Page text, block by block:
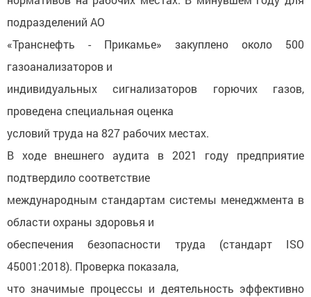
подразделений АО
«Транснефть - Прикамье» закуплено около 500
газоанализаторов и
индивидуальных сигнализаторов горючих газов,
проведена специальная оценка
условий труда на 827 рабочих местах.
В ходе внешнего аудита в 2021 году предприятие
подтвердило соответствие
международным стандартам системы менеджмента в
области охраны здоровья и
обеспечения безопасности труда (стандарт ISO
45001:2018). Проверка показала,
что значимые процессы и деятельность эффективно